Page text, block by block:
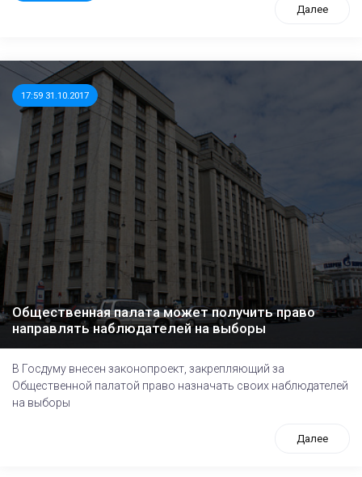
Далее
17:59 31.10.2017
Общественная палата может получить право
направлять наблюдателей на выборы
В Госдуму внесен законопроект, закрепляющий за
Общественной палатой право назначать своих наблюдателей
на выборы
Далее